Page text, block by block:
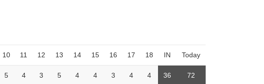
10 11 12 13 14 15 16 17 18 IN Today
5 4 3 5 4 4 3 4 4 36 72